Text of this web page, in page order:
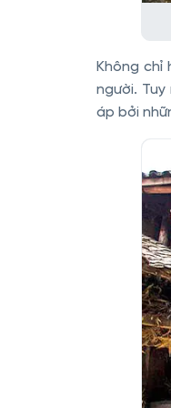
Không
người.
áp bởi